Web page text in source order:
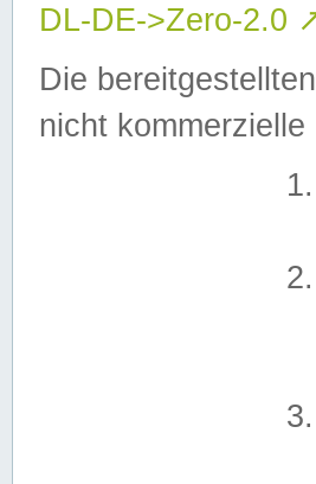
DL-DE->Zero-2.0
Die
nicht